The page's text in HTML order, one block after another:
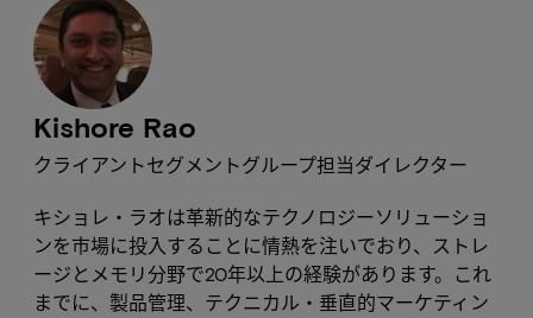
クライアントセグメントグループ担当ダイレクター
Kishore Rao
キショレ・ラオは革新的なテクノロジーソリューショ
ンを市場に投入することに情熱を注いでおり、ストレ
ージとメモリ分野で20年以上の経験があります。これ
までに、製品管理、テクニカル・垂直的マーケティン